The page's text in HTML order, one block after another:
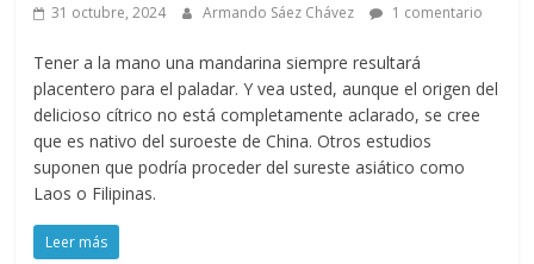
31 octubre, 2024 Armando Sáez Chávez 1 comentario
Tener a la mano una mandarina siempre resultará
placentero para el paladar. Y vea usted, aunque el origen del
delicioso cítrico no está completamente aclarado, se cree
que es nativo del suroeste de China. Otros estudios
suponen que podría proceder del sureste asiático como
Laos o Filipinas.
Leer más